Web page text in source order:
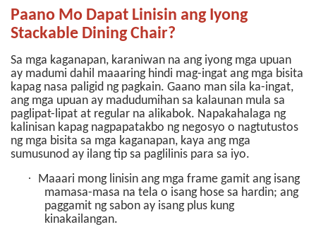
Paano Mo Dapat Linisin ang Iyong
Stackable Dining Chair?
Sa mga kaganapan, karaniwan na ang iyong mga upuan
ay madumi dahil maaaring hindi mag-ingat ang mga bisita
kapag nasa paligid ng pagkain. Gaano man sila ka-ingat,
ang mga upuan ay madudumihan sa kalaunan mula sa
paglipat-lipat at regular na alikabok. Napakahalaga ng
kalinisan kapag nagpapatakbo ng negosyo o nagtutustos
ng mga bisita sa mga kaganapan, kaya ang mga
sumusunod ay ilang tip sa paglilinis para sa iyo.
·
Maaari mong linisin ang mga frame gamit ang isang
mamasa-masa na tela o isang hose sa hardin; ang
paggamit ng sabon ay isang plus kung
kinakailangan.